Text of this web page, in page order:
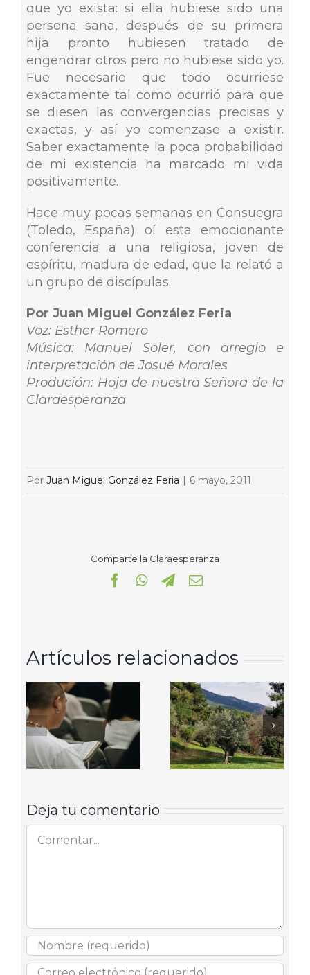
que yo exista: si ella hubiese sido una
persona sana, después de su primera
hija pronto hubiesen tratado de
engendrar otros pero no hubiese sido yo.
Fue necesario que todo ocurriese
exactamente tal como ocurrió para que
se diesen las convergencias precisas y
exactas, y así yo comenzase a existir.
Saber exactamente la poca probabilidad
de mi existencia ha marcado mi vida
positivamente.
Hace muy pocas semanas en Consuegra
(Toledo, España) oí esta emocionante
conferencia a una religiosa, joven de
espíritu, madura de edad, que la relató a
un grupo de discípulas.
Por Juan Miguel González Feria
Voz: Esther Romero
Música: Manuel Soler, con arreglo e
interpretación de Josué Morales
Produción: Hoja de nuestra Señora de la
Claraesperanza
Por Juan Miguel González Feria 6 mayo, 2011
Comparte la Claraesperanza
Facebook
WhatsApp
Telegram
Correo
Artículos relacionados
Deja tu comentario
Comentar